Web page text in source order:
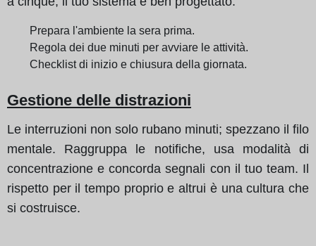
Prepara l'ambiente la sera prima.
Regola dei due minuti per avviare le attività.
Checklist di inizio e chiusura della giornata.
Gestione delle distrazioni
Le interruzioni non solo rubano minuti; spezzano il filo
mentale. Raggruppa le notifiche, usa modalità di
concentrazione e concorda segnali con il tuo team. Il
rispetto per il tempo proprio e altrui è una cultura che
si costruisce.